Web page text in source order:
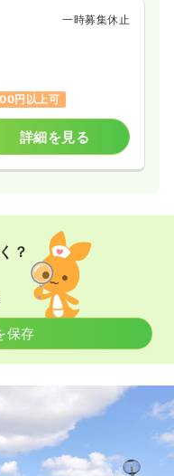
一時募集休止
円以上可
詳細を見る
？
保存